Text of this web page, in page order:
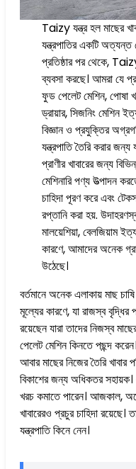
Taizy যন্ত্র হল মাছের
যন্ত্রপাতির একটি অত্যন্ত
প্রতিষ্ঠার পর থেকে,
ব্যবসা করছে। আমরা যে
ফুড পেলেট মেশিন, পোষা
ড্রায়ার, সিজনিং মেশিন
বিজ্ঞান ও প্রযুক্তির
যন্ত্রপাতি তৈরি করার জন্য
প্রাণীর খাবারের জন্য
মেশিনারি পণ্য উত্পাদন
চাহিদা পূরণ করে এবং
রপ্তানি করা হয়.
মালয়েশিয়া, বেলজিয়াম
কারণে, আমাদের অনেক
উঠেছে।
বর্তমানে অনেক এলাকায় মাছ
মূল্যের কারণে, যা রাজস্ব
রয়েছেন যারা তাদের নিজস্ব
পেলেট মেশিন কিনতে পছন্দ করেন।
আবার মাছের নিজের তৈরি খাবার
বিকাশের জন্য অধিকতর সহায়ক।
খরচ কমাতে পারেন। আজকাল,
খাবারেরও প্রচুর চাহিদা
যন্ত্রপাতি কিনে নেন।